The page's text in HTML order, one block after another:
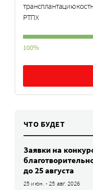
трансплантацию
РТПХ
100%
ЧТО БУДЕТ
Заявки на
до 25 августа
25 июн. - 25 авг. 2026